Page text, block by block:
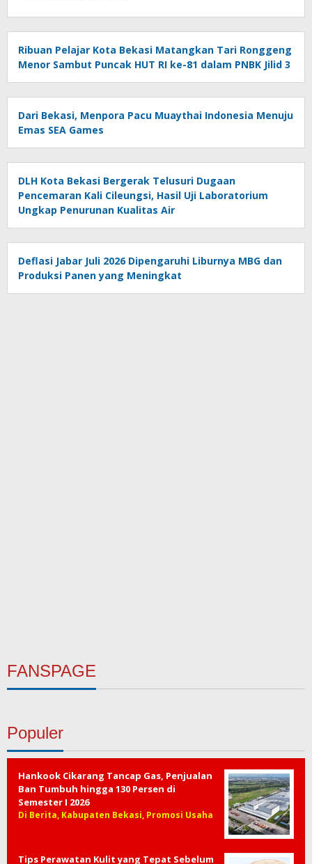
Ribuan Pelajar Kota Bekasi Matangkan Tari Ronggeng
Menor Sambut Puncak HUT RI ke-81 dalam PNBK Jilid 3
Dari Bekasi, Menpora Pacu Muaythai Indonesia Menuju
Emas SEA Games
DLH Kota Bekasi Bergerak Telusuri Dugaan
Pencemaran Kali Cileungsi, Hasil Uji Laboratorium
Ungkap Penurunan Kualitas Air
Deflasi Jabar Juli 2026 Dipengaruhi Liburnya MBG dan
Produksi Panen yang Meningkat
FANSPAGE
Populer
Hankook Cikarang Tancap Gas, Penjualan
Ban Tumbuh hingga 130 Persen di
Semester I 2026
Di Berita, Kabupaten Bekasi, Promosi Usaha
Tips Perawatan Kulit yang Tepat Sebelum